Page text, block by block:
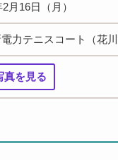
月16日（月）
力テニスコート（花川
真を見る